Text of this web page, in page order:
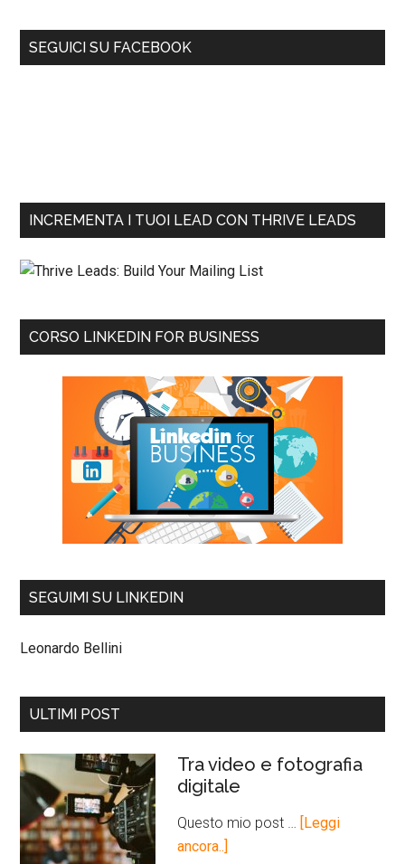
SEGUICI SU FACEBOOK
INCREMENTA I TUOI LEAD CON THRIVE LEADS
CORSO LINKEDIN FOR BUSINESS
SEGUIMI SU LINKEDIN
Leonardo Bellini
ULTIMI POST
Tra video e fotografia
digitale
Questo mio post …
[Leggi
ancora..]